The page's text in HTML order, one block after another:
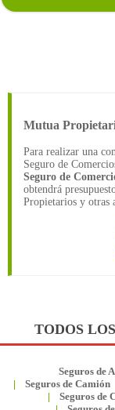
Mutua
Para realizar una
Seguro de
Seguro de
obtendrá
Propietarios y otras
TODOS
Seguros de
Seguros de Camión
Seguros de